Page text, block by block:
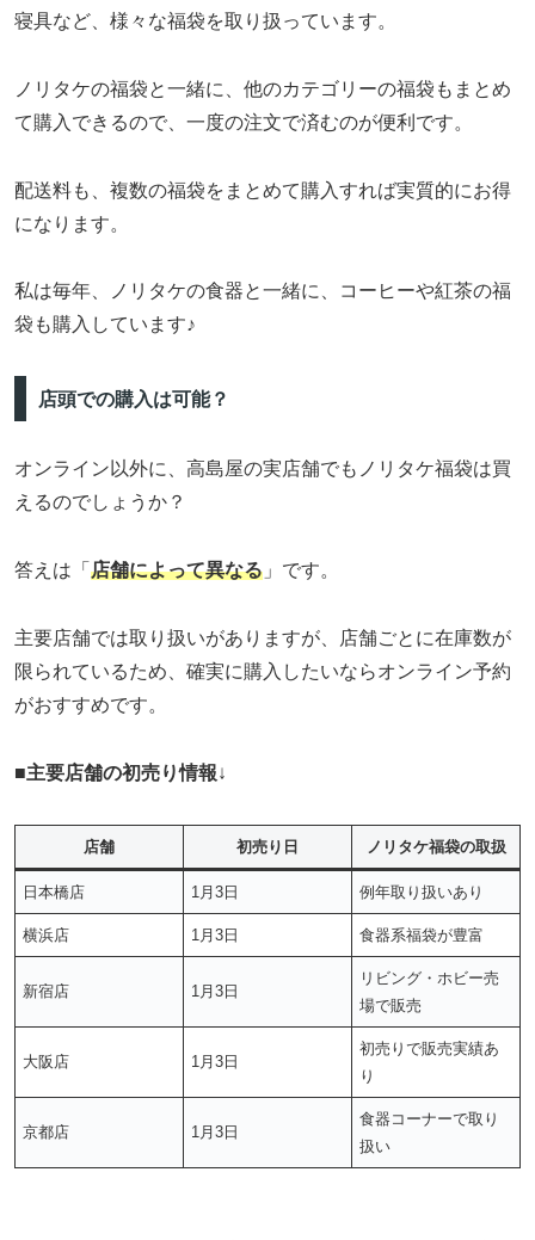
寝具など、様々な福袋を取り扱っています。
ノリタケの福袋と一緒に、他のカテゴリーの福袋もまとめ
て購入できるので、一度の注文で済むのが便利です。
配送料も、複数の福袋をまとめて購入すれば実質的にお得
になります。
私は毎年、ノリタケの食器と一緒に、コーヒーや紅茶の福
袋も購入しています♪
店頭での購入は可能？
オンライン以外に、高島屋の実店舗でもノリタケ福袋は買
えるのでしょうか？
答えは「 店舗によって異なる 」です。
主要店舗では取り扱いがありますが、店舗ごとに在庫数が
限られているため、確実に購入したいならオンライン予約
がおすすめです。
■主要店舗の初売り情報↓
店舗 初売り日 ノリタケ福袋の取扱
日本橋店 1月3日 例年取り扱いあり
横浜店 1月3日 食器系福袋が豊富
新宿店 1月3日
リビング・ホビー売
場で販売
大阪店 1月3日
初売りで販売実績あ
り
京都店 1月3日
食器コーナーで取り
扱い